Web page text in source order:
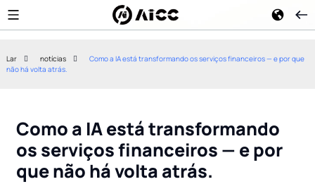
Lar notícias
Como a IA está transformando os serviços financeiros — e por que
não há volta atrás.
Como a IA está transformando
os serviços financeiros — e por
que não há volta atrás.